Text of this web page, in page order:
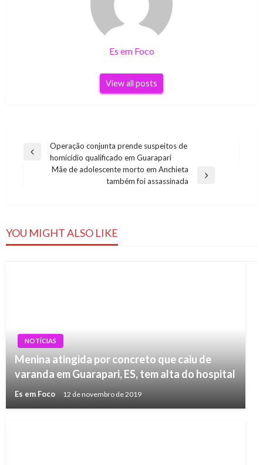
Es em Foco
View all posts
Navegação
Previous
Operação conjunta prende suspeitos de
homicídio qualificado em Guarapari
Mãe de adolescente morto em Anchieta
também foi assassinada
YOU MIGHT ALSO LIKE
NOTÍCIAS
Menina atingida por concreto que caiu de
varanda em Guarapari, ES, tem alta do hospital
Es em Foco 12 de novembro de 2019